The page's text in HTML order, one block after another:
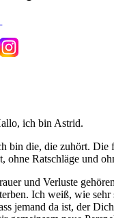
ich bin Astrid.
bin die, die zuhört. Die
ohne Ratschläge und
und Verluste
Ich weiß, wie
jemand da ist, der